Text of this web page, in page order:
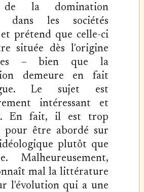
de la domination
dans les sociétés
prétend que celle-ci
située dès l'origine
– bien que la
demeure en fait
Le sujet est
intéressant et
En fait, il est trop
pour être abordé sur
plutôt que
Malheureusement,
mal la littérature
l'évolution qui a une